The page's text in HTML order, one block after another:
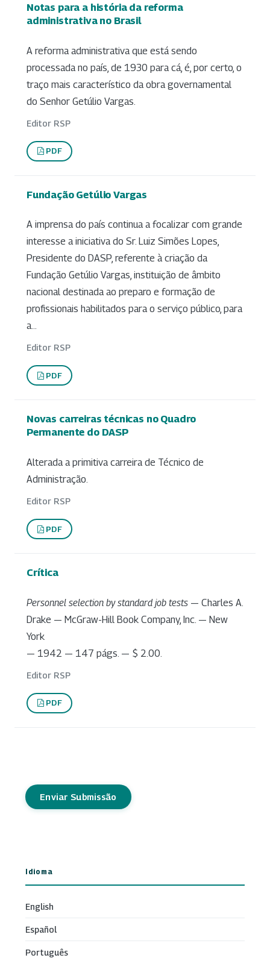
Notas para a história da reforma
administrativa no Brasil
A reforma administrativa que está sendo
processada no país, de 1930 para cá, é, por certo, o
traço mais característico da obra governamental
do Senhor Getúlio Vargas.
Editor RSP
PDF
Fundação Getúlio Vargas
A imprensa do país continua a focalizar com grande
interesse a iniciativa do Sr. Luiz Simões Lopes,
Presidente do DASP, referente à criação da
Fundação Getúlio Vargas, instituição de âmbito
nacional destinada ao preparo e formação de
profissionais habilitados para o serviço público, para
a...
Editor RSP
PDF
Novas carreiras técnicas no Quadro
Permanente do DASP
Alterada a primitiva carreira de Técnico de
Administração.
Editor RSP
PDF
Crítica
Personnel selection by standard job tests — Charles A.
Drake — McGraw-Hill Book Company, Inc. — New
York
— 1942 — 147 págs. — $ 2.00.
Editor RSP
PDF
Enviar Submissão
Idioma
English
Español
Português